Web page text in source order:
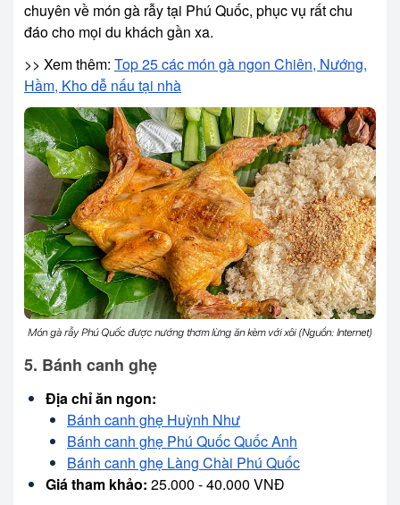
chuyên về món gà rẫy tại Phú Quốc, phục vụ rất chu
đáo cho mọi du khách gần xa.
>> Xem thêm: Top 25 các món gà ngon Chiên, Nướng,
Hầm, Kho dễ nấu tại nhà
Món gà rẫy Phú Quốc được nướng thơm lừng ăn kèm với xôi (Nguồn: Internet)
5. Bánh canh ghẹ
Địa chỉ ăn ngon:
Bánh canh ghẹ Huỳnh Như
Bánh canh ghẹ Phú Quốc Quốc Anh
Bánh canh ghẹ Làng Chài Phú Quốc
Giá tham khảo: 25.000 - 40.000 VNĐ